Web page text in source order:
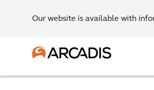
Our website is available with